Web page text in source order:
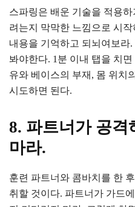
스파링은 배운 기술을 적용
려는지 막막한 느낌으로 시
내용을 기억하고 되뇌여보라
봐야한다. 1분 이내 탭을 치면
유와 베이스의 부재, 몸 위치
시도하면 된다.
8. 파트너가 공격
마라.
훈련 파트너와 콤바치를 한
취할 것이다. 파트너가 가드